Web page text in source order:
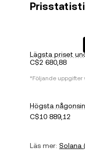
Lägsta priset
C$2 680,88
*Följande uppgifter
Högsta någonsin
C$10 889,12
Läs mer: Solana (